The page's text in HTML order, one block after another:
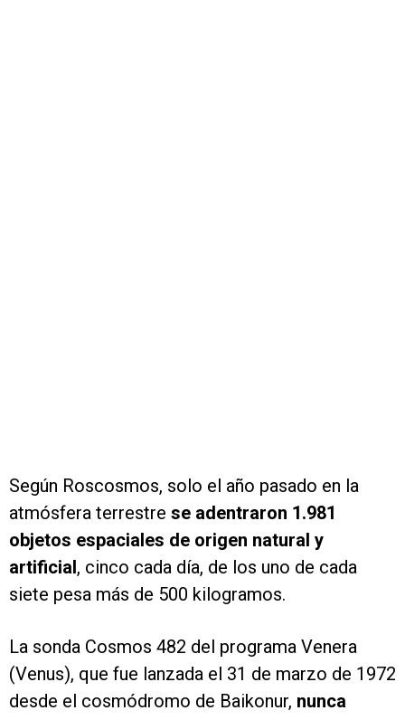
Según Roscosmos, solo el año pasado en la
atmósfera terrestre se adentraron 1.981
objetos espaciales de origen natural y
artificial, cinco cada día, de los uno de cada
siete pesa más de 500 kilogramos.
La sonda Cosmos 482 del programa Venera
(Venus), que fue lanzada el 31 de marzo de 1972
desde el cosmódromo de Baikonur, nunca